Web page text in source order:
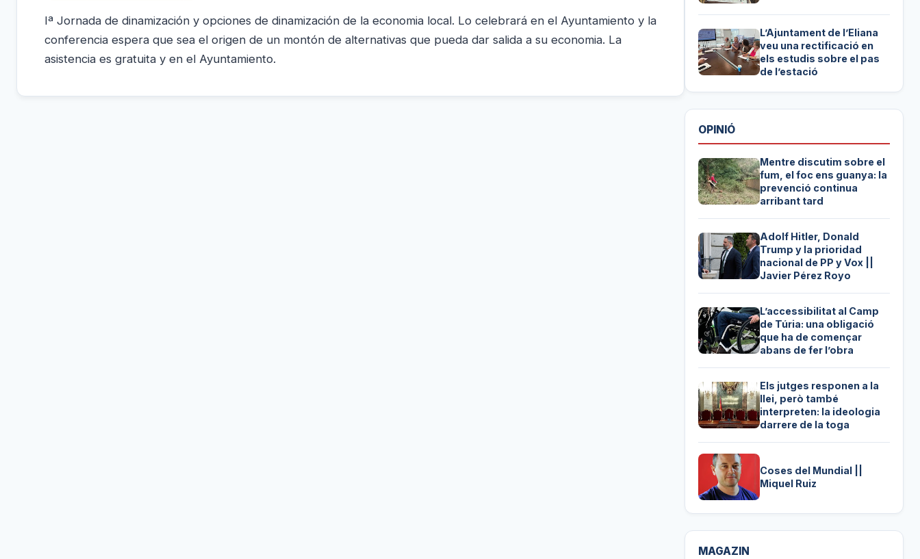
Iª Jornada de dinamización y opciones de dinamización de la economia local. Lo celebrará en el Ayuntamiento y la
conferencia espera que sea el origen de un montón de alternativas que pueda dar salida a su economia. La
asistencia es gratuita y en el Ayuntamiento.
L’Ajuntament de l’Eliana
veu una rectificació en
els estudis sobre el pas
de l’estació
OPINIÓ
Mentre discutim sobre el
fum, el foc ens guanya: la
prevenció continua
arribant tard
Adolf Hitler, Donald
Trump y la prioridad
nacional de PP y Vox ||
Javier Pérez Royo
L’accessibilitat al Camp
de Túria: una obligació
que ha de començar
abans de fer l’obra
Els jutges responen a la
llei, però també
interpreten: la ideologia
darrere de la toga
Coses del Mundial ||
Miquel Ruiz
MAGAZIN